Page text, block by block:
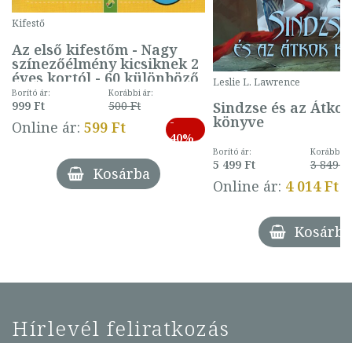
Kifestő
Az első kifestőm - Nagy
színezőélmény kicsiknek 2
éves kortól - 60 különböző
mintával (gombás)
Borító ár:
999 Ft
Korábbi ár:
500 Ft
Online ár: 599 Ft
-
40%
Kosárba
Leslie L. Lawrence
Sindzse és az Átkok
könyve
Borító ár:
5 499 Ft
Korábbi
3 849 Ft
Online ár: 4 014 Ft
Kosárba
Hírlevél feliratkozás